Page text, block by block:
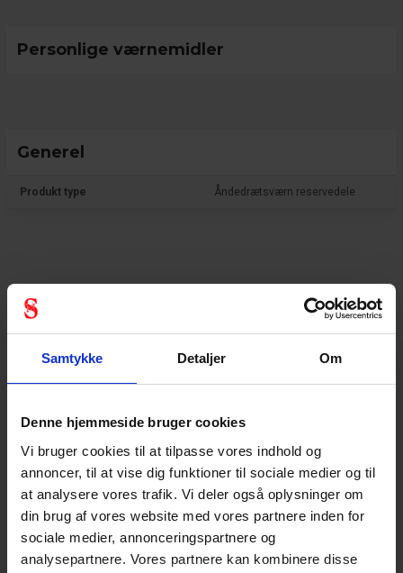
Samtykke Detaljer Om
Denne hjemmeside bruger cookies
Vi bruger cookies til at tilpasse vores indhold og
annoncer, til at vise dig funktioner til sociale medier og til
at analysere vores trafik. Vi deler også oplysninger om
din brug af vores website med vores partnere inden for
sociale medier, annonceringspartnere og
analysepartnere. Vores partnere kan kombinere disse
Personlige værnemidler
Generel
Produkt type Åndedrætsværn reservedele